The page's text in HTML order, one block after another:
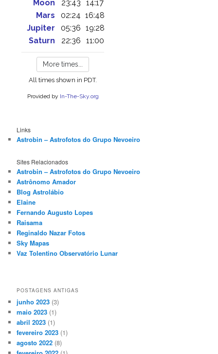
Links
Astrobin – Astrofotos do Grupo Nevoeiro
Sites Relacionados
Astrobin – Astrofotos do Grupo Nevoeiro
Astrônomo Amador
Blog Astrolábio
Elaine
Fernando Augusto Lopes
Raisama
Reginaldo Nazar Fotos
Sky Mapas
Vaz Tolentino Observatório Lunar
POSTAGENS ANTIGAS
junho 2023 (3)
maio 2023 (1)
abril 2023 (1)
fevereiro 2023 (1)
agosto 2022 (8)